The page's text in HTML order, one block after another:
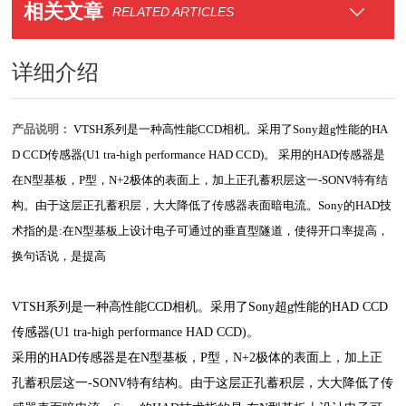
相关文章 RELATED ARTICLES
详细介绍
产品说明： VTSH系列是一种高性能CCD相机。采用了Sony超g性能的HA
D CCD传感器(U1 tra-high performance HAD CCD)。 采用的HAD传感器是
在N型基板，P型，N+2极体的表面上，加上正孔蓄积层这一-SONV特有结
构。由于这层正孔蓄积层，大大降低了传感器表面暗电流。Sony的HAD技
术指的是:在N型基板上设计电子可通过的垂直型隧道，使得开口率提高，
换句话说，是提高
VTSH系列是一种高性能CCD相机。采用了Sony超g性能的HAD CCD
传感器(U1 tra-high performance HAD CCD)。
采用的HAD传感器是在N型基板，P型，N+2极体的表面上，加上正
孔蓄积层这一-SONV特有结构。由于这层正孔蓄积层，大大降低了传